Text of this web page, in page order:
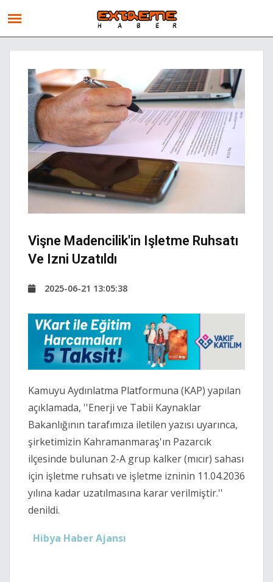
Vişne Madencilik'in Işletme Ruhsatı
Ve Izni Uzatıldı
2025-06-21 13:05:38
Kamuyu Aydınlatma Platformuna (KAP) yapılan
açıklamada, ''Enerji ve Tabii Kaynaklar
Bakanlığının tarafımıza iletilen yazısı uyarınca,
şirketimizin Kahramanmaraş'ın Pazarcık
ilçesinde bulunan 2-A grup kalker (mıcır) sahası
için işletme ruhsatı ve işletme izninin 11.04.2036
yılına kadar uzatılmasına karar verilmiştir.''
denildi.
Hibya Haber Ajansı